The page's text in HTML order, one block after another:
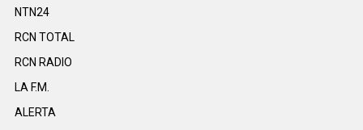
NTN24
RCN TOTAL
RCN RADIO
LA F.M.
ALERTA